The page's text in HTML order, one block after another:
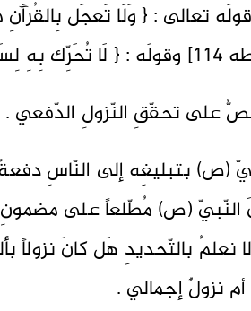
تعالى : { وَلَا تَعجَل
بِهِ } .
على تحقّقِ النّزولِ الدّفعي .
(ص) بتبليغِه إلى النّاسِ
النّبيّ (ص) مُطّلعاً على مضمونِ
نعلمُ بالتّحديدِ هَل كانَ نزولاً
نزولٌ إجمالي .